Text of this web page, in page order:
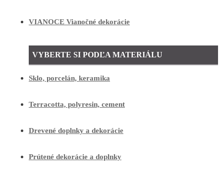
VIANOCE Vianočné dekorácie
VYBERTE SI PODĽA MATERIÁLU
Sklo, porcelán, keramika
Terracotta, polyresin, cement
Drevené doplnky a dekorácie
Prútené dekorácie a doplnky